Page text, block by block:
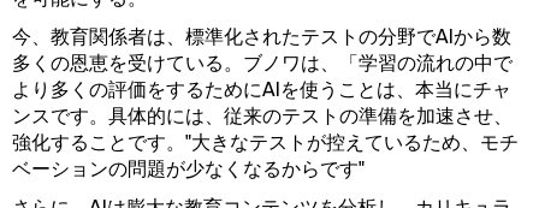
今、教育関係者は、標準化されたテストの分野でAIから数
多くの恩恵を受けている。ブノワは、「学習の流れの中で
より多くの評価をするためにAIを使うことは、本当にチャ
ンスです。具体的には、従来のテストの準備を加速させ、
強化することです。"大きなテストが控えているため、モチ
ベーションの問題が少なくなるからです"